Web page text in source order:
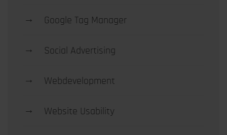
→ Google Tag Manager
→ Social Advertising
→ Webdevelopment
→ Website Usability